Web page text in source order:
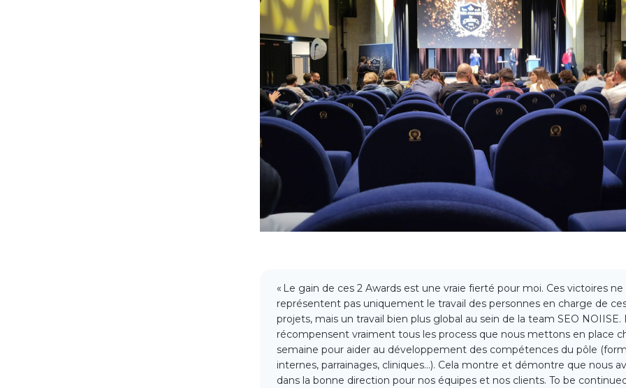
« Le gain de ces 2 Awards est une vraie fierté pour moi. Ces victoires ne
représentent pas uniquement le travail des personnes en charge de
projets, mais un travail bien plus global au sein de la team SEO NOIISE.
récompensent vraiment tous les process que nous mettons en place
semaine pour aider au développement des compétences du pôle
internes, parrainages, cliniques…). Cela montre et démontre que nous
dans la bonne direction pour nos équipes et nos clients. To be